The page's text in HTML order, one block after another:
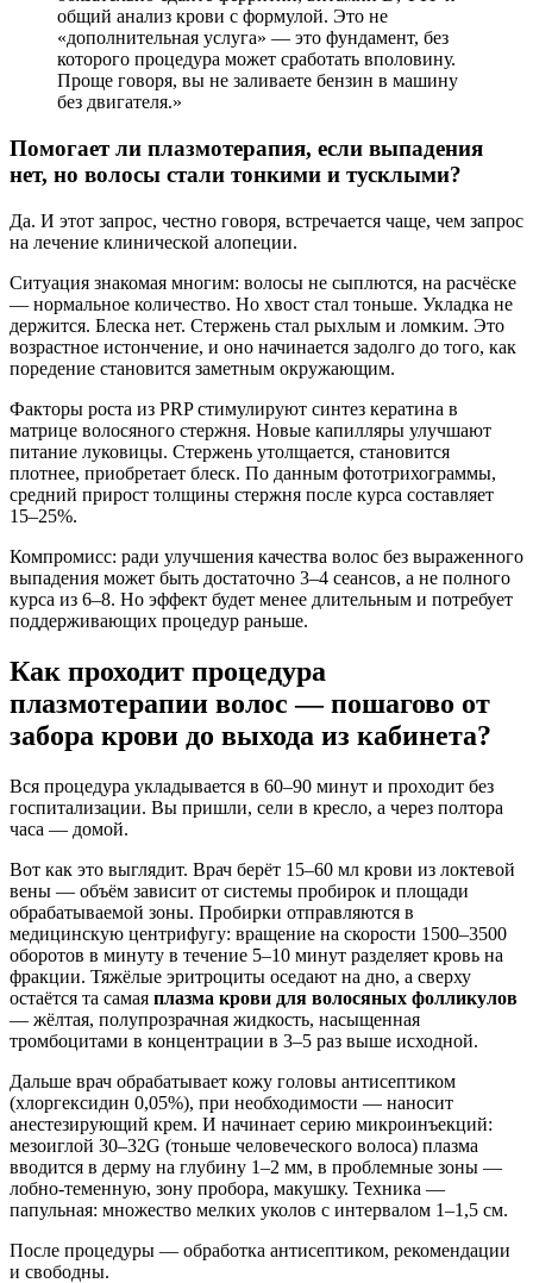
общий анализ крови с формулой. Это не
«дополнительная услуга» — это фундамент, без
которого процедура может сработать вполовину.
Проще говоря, вы не заливаете бензин в машину
без двигателя.»
Помогает ли плазмотерапия, если выпадения
нет, но волосы стали тонкими и тусклыми?
Да. И этот запрос, честно говоря, встречается чаще, чем запрос
на лечение клинической алопеции.
Ситуация знакомая многим: волосы не сыплются, на расчёске
— нормальное количество. Но хвост стал тоньше. Укладка не
держится. Блеска нет. Стержень стал рыхлым и ломким. Это
возрастное истончение, и оно начинается задолго до того, как
поредение становится заметным окружающим.
Факторы роста из PRP стимулируют синтез кератина в
матрице волосяного стержня. Новые капилляры улучшают
питание луковицы. Стержень утолщается, становится
плотнее, приобретает блеск. По данным фототрихограммы,
средний прирост толщины стержня после курса составляет
15–25%.
Компромисс: ради улучшения качества волос без выраженного
выпадения может быть достаточно 3–4 сеансов, а не полного
курса из 6–8. Но эффект будет менее длительным и потребует
поддерживающих процедур раньше.
Как проходит процедура
плазмотерапии волос — пошагово от
забора крови до выхода из кабинета?
Вся процедура укладывается в 60–90 минут и проходит без
госпитализации. Вы пришли, сели в кресло, а через полтора
часа — домой.
Вот как это выглядит. Врач берёт 15–60 мл крови из локтевой
вены — объём зависит от системы пробирок и площади
обрабатываемой зоны. Пробирки отправляются в
медицинскую центрифугу: вращение на скорости 1500–3500
оборотов в минуту в течение 5–10 минут разделяет кровь на
фракции. Тяжёлые эритроциты оседают на дно, а сверху
остаётся та самая плазма крови для волосяных фолликулов
— жёлтая, полупрозрачная жидкость, насыщенная
тромбоцитами в концентрации в 3–5 раз выше исходной.
Дальше врач обрабатывает кожу головы антисептиком
(хлоргексидин 0,05%), при необходимости — наносит
анестезирующий крем. И начинает серию микроинъекций:
мезоиглой 30–32G (тоньше человеческого волоса) плазма
вводится в дерму на глубину 1–2 мм, в проблемные зоны —
лобно-теменную, зону пробора, макушку. Техника —
папульная: множество мелких уколов с интервалом 1–1,5 см.
После процедуры — обработка антисептиком, рекомендации
и свободны.